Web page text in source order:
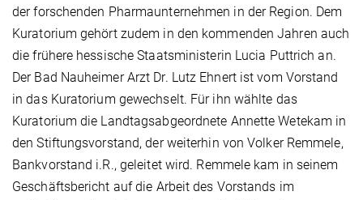
der forschenden Pharmaunternehmen in der Region. Dem
Kuratorium gehört zudem in den kommenden Jahren auch
die frühere hessische Staatsministerin Lucia Puttrich an.
Der Bad Nauheimer Arzt Dr. Lutz Ehnert ist vom Vorstand
in das Kuratorium gewechselt. Für ihn wählte das
Kuratorium die Landtagsabgeordnete Annette Wetekam in
den Stiftungsvorstand, der weiterhin von Volker Remmele,
Bankvorstand i.R., geleitet wird. Remmele kam in seinem
Geschäftsbericht auf die Arbeit des Vorstands im